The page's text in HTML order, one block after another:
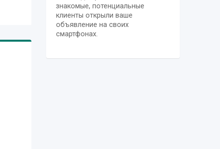
знакомые, потенциальные
клиенты открыли ваше
объявление на своих
смартфонах.